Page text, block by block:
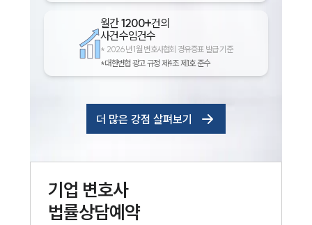
월간1200+건의
사건수임건수
* 2026년 1월 변호사협회 경유증표 발급 기준
*대한변협 광고 규정 제4조 제1호 준수
더 많은 강점 살펴보기
기업 변호사
법률상담예약